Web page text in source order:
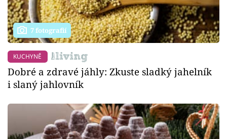
7 fotografií
KUCHYNĚ
Dobré a zdravé jáhly: Zkuste sladký jahelník
i slaný jahlovník